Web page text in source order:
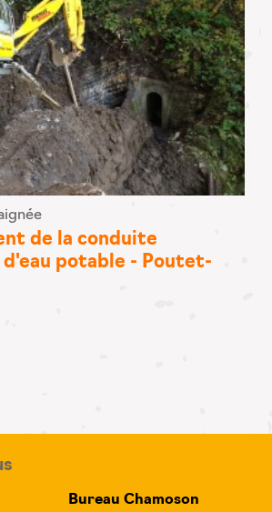
de la conduite
potable - Poutet-
Bureau Chamoson